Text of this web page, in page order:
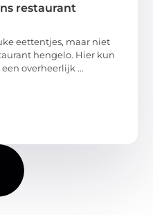
restaurant
eettentjes, maar niet
hengelo. Hier kun
overheerlijk ...